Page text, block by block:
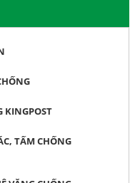
KINGPOST
TẤM CHỐNG